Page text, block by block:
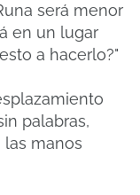
será menor
en un lugar
a hacerlo?"
palabras,
manos